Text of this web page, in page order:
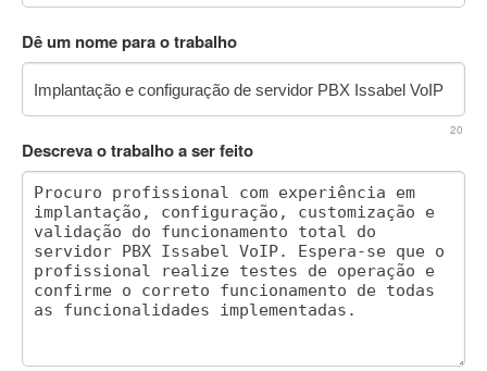
Dê um nome para o trabalho
20
Descreva o trabalho a ser feito